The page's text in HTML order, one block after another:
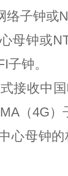
络子钟或
母钟或
子钟。
接收中
（4G）
心母钟